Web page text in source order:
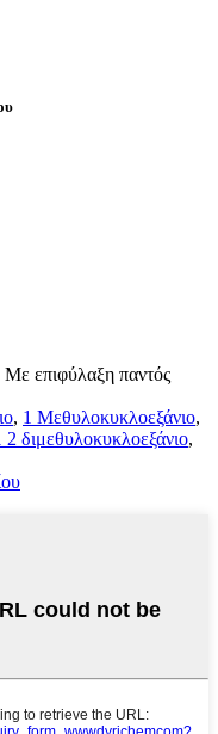
επιφύλαξη παντός
, 1 Μεθυλοκυκλοεξάνιο,
2 διμεθυλοκυκλοεξάνιο,